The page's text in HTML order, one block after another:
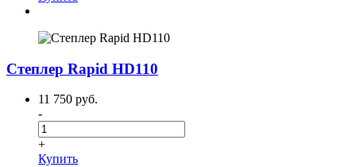
Степлер Rapid HD110
11 750 руб.
-
+
Купить